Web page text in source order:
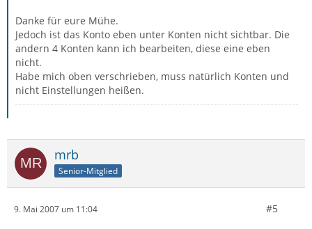
Danke für eure Mühe.
Jedoch ist das Konto eben unter Konten nicht sichtbar. Die
andern 4 Konten kann ich bearbeiten, diese eine eben
nicht.
Habe mich oben verschrieben, muss natürlich Konten und
nicht Einstellungen heißen.
mrb
Senior-Mitglied
9. Mai 2007 um 11:04 #5